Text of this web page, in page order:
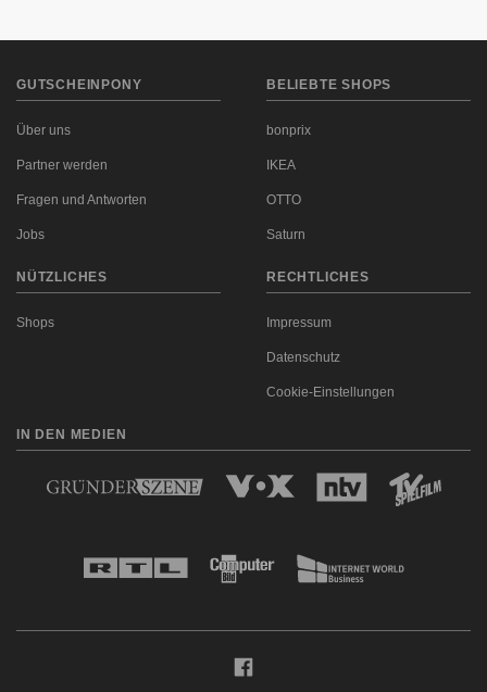
GUTSCHEINPONY
Über uns
Partner werden
Fragen und Antworten
Jobs
BELIEBTE SHOPS
bonprix
IKEA
OTTO
Saturn
NÜTZLICHES
Shops
RECHTLICHES
Impressum
Datenschutz
Cookie-Einstellungen
IN DEN MEDIEN